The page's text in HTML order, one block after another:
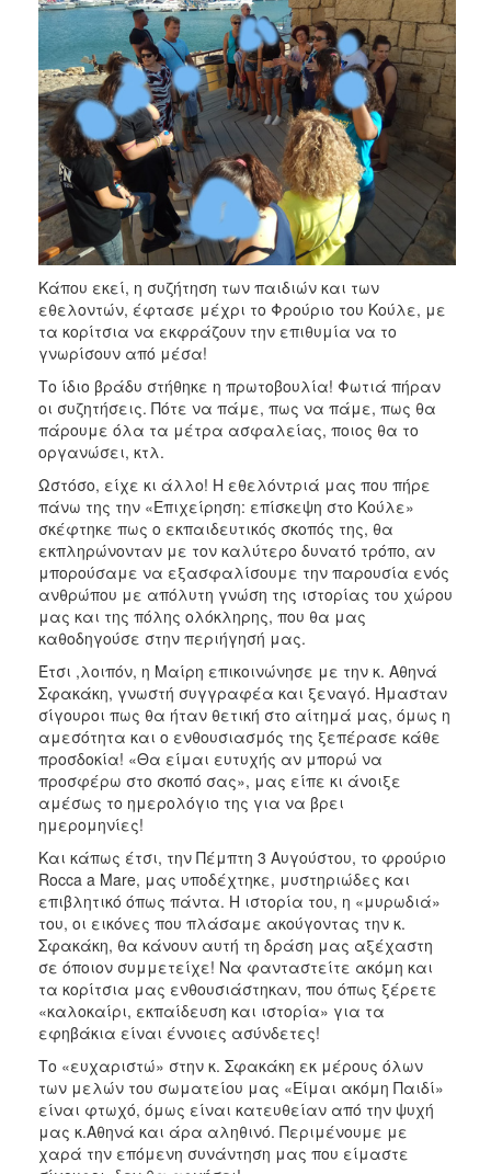
Κάπου εκεί, η συζήτηση των παιδιών και των
εθελοντών, έφτασε μέχρι το Φρούριο του Κούλε, με
τα κορίτσια να εκφράζουν την επιθυμία να το
γνωρίσουν από μέσα!
Το ίδιο βράδυ στήθηκε η πρωτοβουλία! Φωτιά πήραν
οι συζητήσεις. Πότε να πάμε, πως να πάμε, πως θα
πάρουμε όλα τα μέτρα ασφαλείας, ποιος θα το
οργανώσει, κτλ.
Ωστόσο, είχε κι άλλο! Η εθελόντριά μας που πήρε
πάνω της την «Επιχείρηση: επίσκεψη στο Κούλε»
σκέφτηκε πως ο εκπαιδευτικός σκοπός της, θα
εκπληρώνονταν με τον καλύτερο δυνατό τρόπο, αν
μπορούσαμε να εξασφαλίσουμε την παρουσία ενός
ανθρώπου με απόλυτη γνώση της ιστορίας του χώρου
μας και της πόλης ολόκληρης, που θα μας
καθοδηγούσε στην περιήγησή μας.
Έτσι ,λοιπόν, η Μαίρη επικοινώνησε με την κ. Αθηνά
Σφακάκη, γνωστή συγγραφέα και ξεναγό. Ήμασταν
σίγουροι πως θα ήταν θετική στο αίτημά μας, όμως η
αμεσότητα και ο ενθουσιασμός της ξεπέρασε κάθε
προσδοκία! «Θα είμαι ευτυχής αν μπορώ να
προσφέρω στο σκοπό σας», μας είπε κι άνοιξε
αμέσως το ημερολόγιο της για να βρει
ημερομηνίες!
Και κάπως έτσι, την Πέμπτη 3 Αυγούστου, το φρούριο
Rocca a Mare, μας υποδέχτηκε, μυστηριώδες και
επιβλητικό όπως πάντα. Η ιστορία του, η «μυρωδιά»
του, οι εικόνες που πλάσαμε ακούγοντας την κ.
Σφακάκη, θα κάνουν αυτή τη δράση μας αξέχαστη
σε όποιον συμμετείχε! Να φανταστείτε ακόμη και
τα κορίτσια μας ενθουσιάστηκαν, που όπως ξέρετε
«καλοκαίρι, εκπαίδευση και ιστορία» για τα
εφηβάκια είναι έννοιες ασύνδετες!
Το «ευχαριστώ» στην κ. Σφακάκη εκ μέρους όλων
των μελών του σωματείου μας «Είμαι ακόμη Παιδί»
είναι φτωχό, όμως είναι κατευθείαν από την ψυχή
μας κ.Αθηνά και άρα αληθινό. Περιμένουμε με
χαρά την επόμενη συνάντηση μας που είμαστε